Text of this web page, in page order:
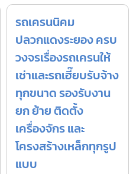
รถเครนนิคม
ปลวกแดงระยอง ครบ
วงจรเรื่องรถเครนให้
เช่าและรถเฮี๊ยบรับจ้าง
ทุกขนาด รองรับงาน
ยก ย้าย ติดตั้ง
เครื่องจักร และ
โครงสร้างเหล็กทุกรูป
แบบ